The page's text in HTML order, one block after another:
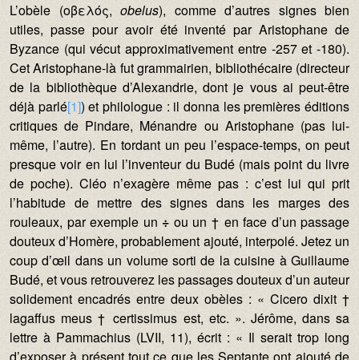
L’obèle (οβελός, obelus), comme d’autres signes bien
utiles, passe pour avoir été inventé par Aristophane de
Byzance (qui vécut approximativement entre -257 et -180).
Cet Aristophane-là fut grammairien, bibliothécaire (directeur
de la bibliothèque d’Alexandrie, dont je vous ai peut-être
déjà parlé[1]) et philologue : il donna les premières éditions
critiques de Pindare, Ménandre ou Aristophane (pas lui-
même, l’autre). En tordant un peu l’espace-temps, on peut
presque voir en lui l’inventeur du Budé (mais point du livre
de poche). Cléo n’exagère même pas : c’est lui qui prit
l’habitude de mettre des signes dans les marges des
rouleaux, par exemple un ÷ ou un † en face d’un passage
douteux d’Homère, probablement ajouté, interpolé. Jetez un
coup d’œil dans un volume sorti de la cuisine à Guillaume
Budé, et vous retrouverez les passages douteux d’un auteur
solidement encadrés entre deux obèles : « Cicero dixit †
lagaffus meus † certissimus est, etc. ». Jérôme, dans sa
lettre à Pammachius (LVII, 11), écrit : « Il serait trop long